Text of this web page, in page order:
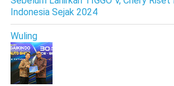
Indonesia Sejak 2024
Wuling